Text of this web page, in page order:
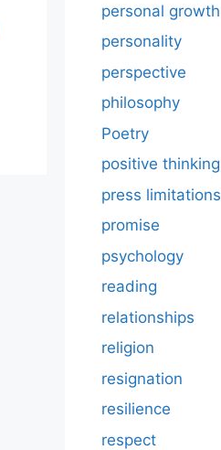
personal growth
personality
perspective
philosophy
Poetry
positive thinking
press limitations
promise
psychology
reading
relationships
religion
resignation
resilience
respect